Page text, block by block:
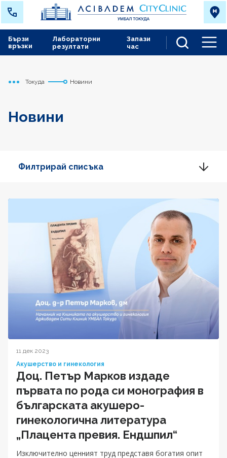
Лабораторни
резултати
Запази
час
Бързи
връзки
Начало
Токуда Новини
Новини
Филтрирай списъка
11 дек 2023
Акушерство и гинекология
Доц. Петър Марков издаде
първата по рода си монография в
българската акушеро-
гинекологична литература
„Плацента превия. Ендшпил“
Изключително ценният труд представя богатия опит